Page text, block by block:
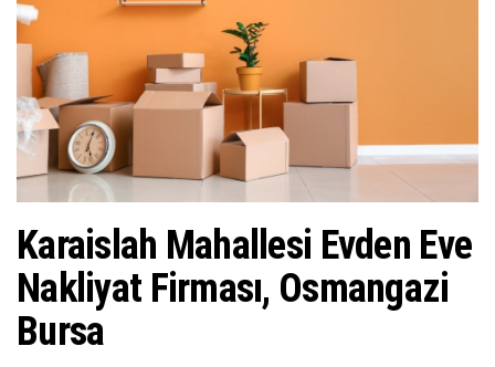
Karaislah Mahallesi Evden Eve
Nakliyat Firması, Osmangazi
Bursa